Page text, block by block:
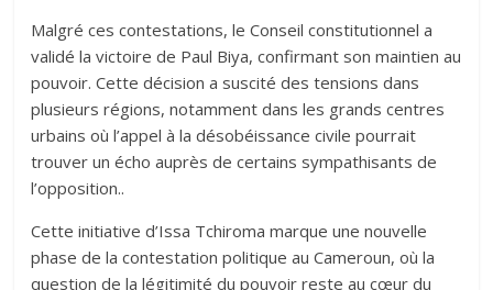
Malgré ces contestations, le Conseil constitutionnel a
validé la victoire de Paul Biya, confirmant son maintien au
pouvoir. Cette décision a suscité des tensions dans
plusieurs régions, notamment dans les grands centres
urbains où l’appel à la désobéissance civile pourrait
trouver un écho auprès de certains sympathisants de
l’opposition..
Cette initiative d’Issa Tchiroma marque une nouvelle
phase de la contestation politique au Cameroun, où la
question de la légitimité du pouvoir reste au cœur du